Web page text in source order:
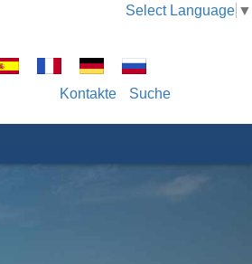
Select Language ▼
Kontakte Suche